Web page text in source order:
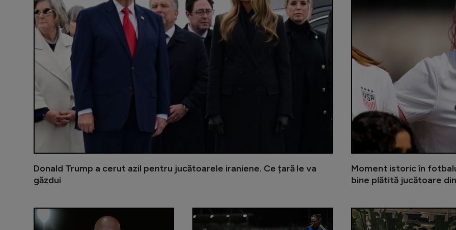
Donald Trump a cerut azil pentru jucătoarele iraniene. Ce țară le va
găzdui
Moment istoric în
bine plătită jucătoare
OFICIAL | Cristi Dulca a revenit în